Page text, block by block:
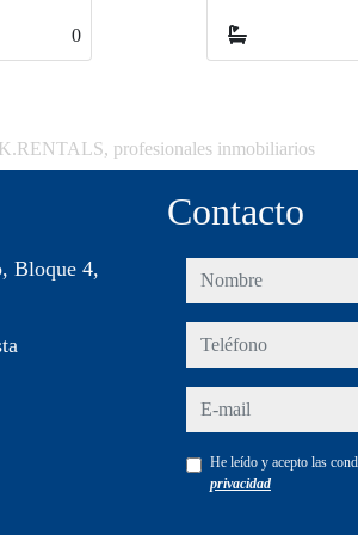
11
profesionales inmobiliarios
Bloque 4,
Contacto
nombre
teléfono
e-mail
He leído y acepto las
privacidad